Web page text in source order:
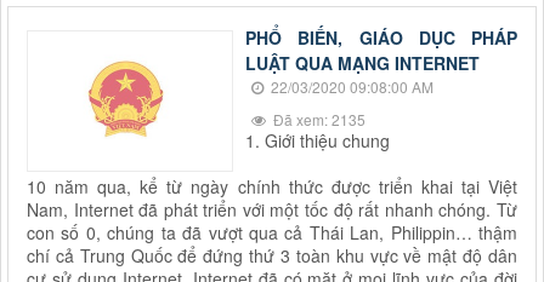
PHỔ BIẾN, GIÁO DỤC PHÁP
LUẬT QUA MẠNG INTERNET
22/03/2020 09:08:00 AM
Đã xem: 2135
1. Giới thiệu chung
10 năm qua, kể từ ngày chính thức được triển khai tại Việt
Nam, Internet đã phát triển với một tốc độ rất nhanh chóng. Từ
con số 0, chúng ta đã vượt qua cả Thái Lan, Philippin… thậm
chí cả Trung Quốc để đứng thứ 3 toàn khu vực về mật độ dân